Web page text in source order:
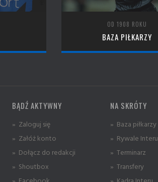
OD 1908 ROKU
BAZA PIŁKARZY
BĄDŹ AKTYWNY
» Zaloguj się
» Załóż konto
» Dołącz do redakcji
» Shoutbox
NA SKRÓTY
» Baza piłkarzy
» Rywale Interu
» Terminarz
» Transfery